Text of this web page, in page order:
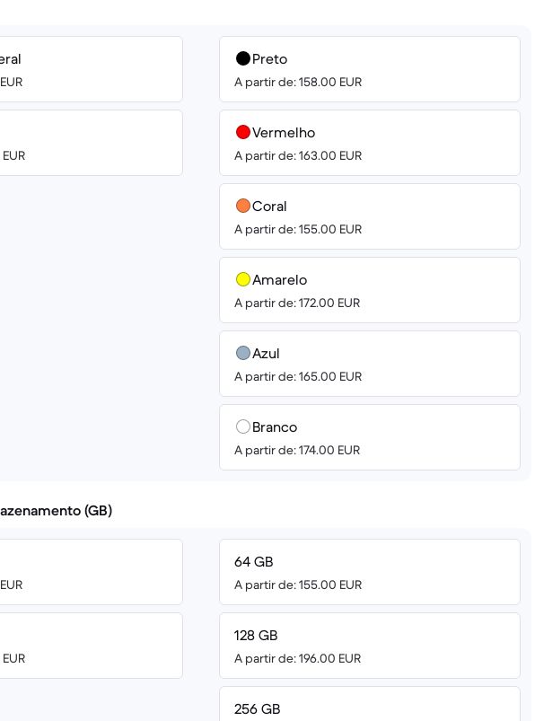
Preto
A partir de: 158.00 EUR
Vermelho
A partir de: 163.00 EUR
Coral
A partir de: 155.00 EUR
Amarelo
A partir de: 172.00 EUR
Azul
A partir de: 165.00 EUR
Branco
A partir de: 174.00 EUR
(GB)
64 GB
A partir de: 155.00 EUR
128 GB
A partir de: 196.00 EUR
256 GB